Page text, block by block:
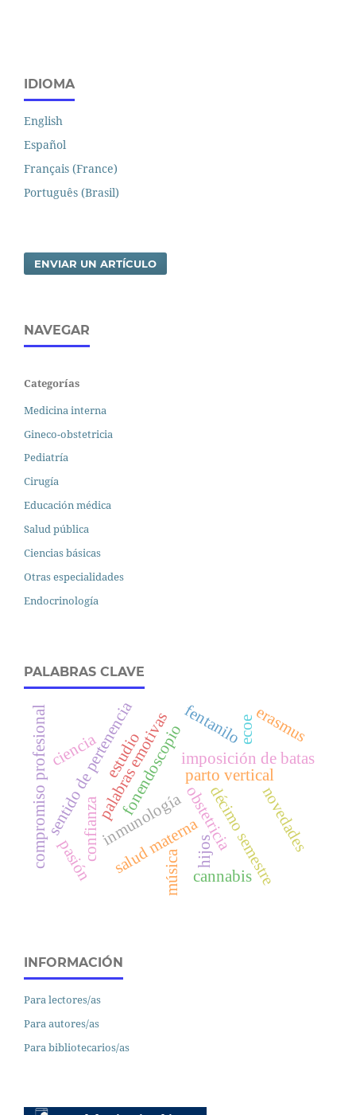
IDIOMA
English
Español
Français (France)
Português (Brasil)
ENVIAR UN ARTÍCULO
NAVEGAR
Categorías
Medicina interna
Gineco-obstetricia
Pediatría
Cirugía
Educación médica
Salud pública
Ciencias básicas
Otras especialidades
Endocrinología
PALABRAS CLAVE
inmunología
confianza
parto vertical
salud maternadécimo semestre
palabras emotivas
fonendoscopioimposición de batas
sentido de pertenencia
compromiso profesional fentanilo
obstetricia
estudio
pasión hijos novedades
ciencia
música
ecoeerasmus
cannabis
INFORMACIÓN
Para lectores/as
Para autores/as
Para bibliotecarios/as